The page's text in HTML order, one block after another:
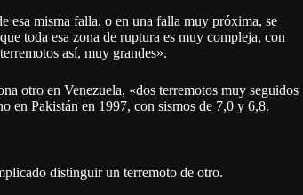
esa misma falla, o en una falla muy próxima, se
toda esa zona de ruptura es muy compleja, con
así, muy grandes».
otro en Venezuela, «dos terremotos muy seguidos
en Pakistán en 1997, con sismos de 7,0 y 6,8.
distinguir un terremoto de otro.